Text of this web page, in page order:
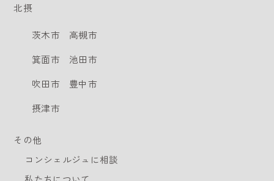
北摂
茨木市
高槻市
箕面市
池田市
吹田市
豊中市
摂津市
その他
コンシェルジュに相談